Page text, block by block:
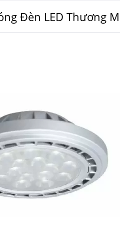
Đèn LED Thương